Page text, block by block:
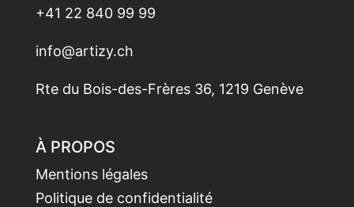
+41 22 840 99 99
info@artizy.ch
Rte du Bois-des-Frères 36, 1219 Genève
À PROPOS
Mentions légales
Politique de confidentialité